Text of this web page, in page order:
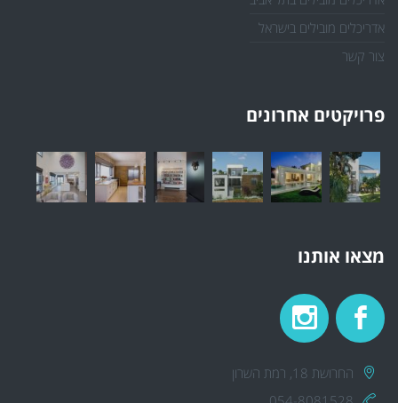
אדריכלים מובילים בישראל
צור קשר
פרויקטים אחרונים
מצאו אותנו
החרושת 18, רמת השרון